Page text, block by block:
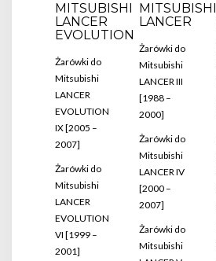
MITSUBISHI
LANCER
EVOLUTION
Żarówki do
Mitsubishi
LANCER
EVOLUTION
IX [2005 –
2007]
Żarówki do
Mitsubishi
LANCER
EVOLUTION
VI [1999 –
2001]
MITSUBISHI
LANCER
Żarówki do
Mitsubishi
LANCER III
[1988 –
2000]
Żarówki do
Mitsubishi
LANCER IV
[2000 –
2007]
Żarówki do
Mitsubishi